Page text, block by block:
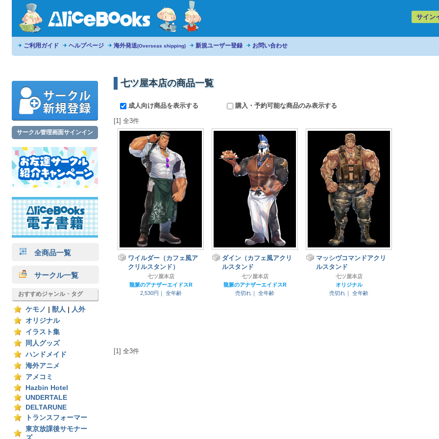
サイン
ご利用ガイド ヘルプページ 海外発送(Overseas shipping) 新規ユーザー登録 お問い合わせ
サークル管理画面サインイン
全商品一覧
サークル一覧
おすすめジャンル・タグ
ケモノ 獣人
人外
オリジナル
イラスト集
同人グッズ
ハンドメイド
海外アニメ
アメコミ
Hazbin Hotel
UNDERTALE
DELTARUNE
トランスフォーマー
東京放課後サモナー
七ツ屋本店の商品一覧
成人向け商品を表示する 購入・予約可能な商品のみ表示する
[1] 全3件
ワイルダー（カフェ風ア
クリルスタンド）
七ツ屋本店
龍脈のアナザーエイドスR
2,530円｜
全年齢
ダイン（カフェ風アクリ
ルスタンド
七ツ屋本店
龍脈のアナザーエイドスR
売切れ｜
全年齢
マッシヴコマンドアクリ
ルスタンド
七ツ屋本店
オリジナル
売切れ｜
全年齢
[1] 全3件